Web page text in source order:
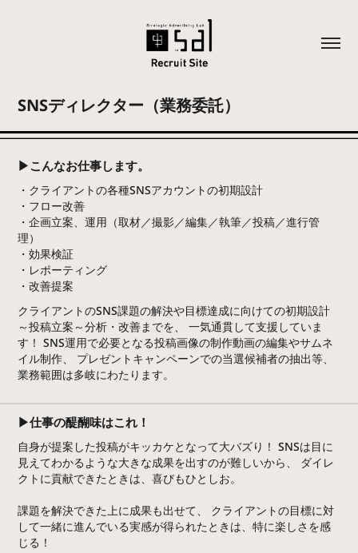
SNSディレクター（業務委託）
▶こんなお仕事します。
・クライアントの各種SNSアカウントの初期設計
・フロー改善
・企画立案、運用（取材／撮影／編集／執筆／投稿／進行管
理）
・効果検証
・レポーティング
・改善提案
クライアントのSNS課題の解決や目標達成に向けての初期設計
～投稿立案～分析・改善までを、 一気通貫して支援していま
す！ SNS運用で必要となる投稿画像の制作動画の編集やサムネ
イル制作、 プレゼントキャンペーンでの当選候補者の抽出等、
業務範囲は多岐にわたります。
▶仕事の醍醐味はこれ！
自身が提案した投稿がキッカケとなって大バズり！ SNSは目に
見えてわかるような大きな成果を出すのが難しいから、 ダイレ
クトに貢献できたときは、喜びもひとしお。
課題を解決できた上に成果も出せて、 クライアントの目標に対
して一緒に進んでいる実感が得られたときは、特に楽しさを感
じる！